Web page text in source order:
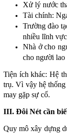
Xử lý nước
Tài chính:
Trường đào
nhiều lĩnh vực
Nhà ở cho
cho người lao
Tiện ích khác: Hệ
trụ. Vì vậy hệ thống
may gặp sự cố.
III. Đôi Nét cần
Quy mô xây dựng